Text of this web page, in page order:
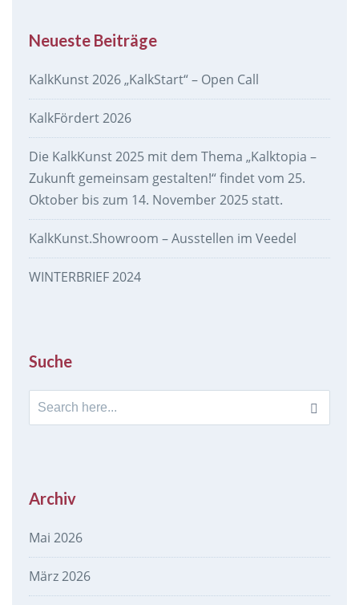
Neueste Beiträge
KalkKunst 2026 „KalkStart“ – Open Call
KalkFördert 2026
Die KalkKunst 2025 mit dem Thema „Kalktopia –
Zukunft gemeinsam gestalten!“ findet vom 25.
Oktober bis zum 14. November 2025 statt.
KalkKunst.Showroom – Ausstellen im Veedel
WINTERBRIEF 2024
Suche
Search
for:
Archiv
Mai 2026
März 2026